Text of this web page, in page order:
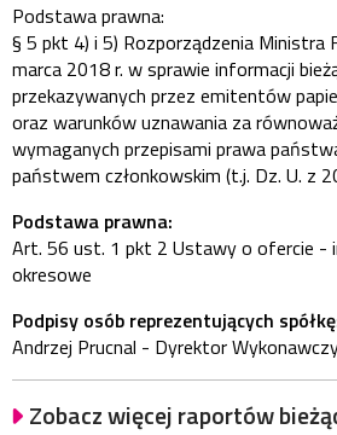
Podstawa prawna:
§ 5 pkt 4) i 5) Rozporządzenia Ministra
marca 2018 r. w sprawie informacji
przekazywanych przez emitentów
oraz warunków uznawania za
wymaganych przepisami prawa
państwem członkowskim (t.j. Dz. U. z
Podstawa prawna:
Art. 56 ust. 1 pkt 2 Ustawy o ofercie -
okresowe
Podpisy osób reprezentujących
Andrzej Prucnal - Dyrektor
Zobacz więcej raportów